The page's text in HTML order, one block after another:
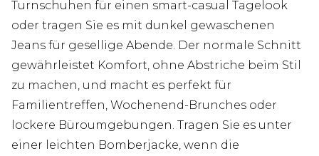
Turnschuhen für einen smart-casual Tagelook
oder tragen Sie es mit dunkel gewaschenen
Jeans für gesellige Abende. Der normale Schnitt
gewährleistet Komfort, ohne Abstriche beim Stil
zu machen, und macht es perfekt für
Familientreffen, Wochenend-Brunches oder
lockere Büroumgebungen. Tragen Sie es unter
einer leichten Bomberjacke, wenn die